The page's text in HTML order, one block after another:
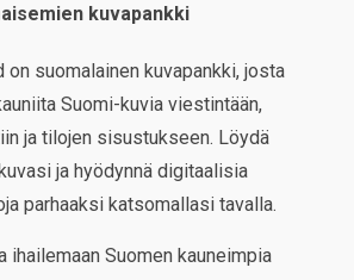
kuvapankki
on suomalainen kuvapankki, josta
Suomi-kuvia viestintään,
ja tilojen sisustukseen. Löydä
ja hyödynnä digitaalisia
parhaaksi katsomallasi tavalla.
ihailemaan Suomen kauneimpia